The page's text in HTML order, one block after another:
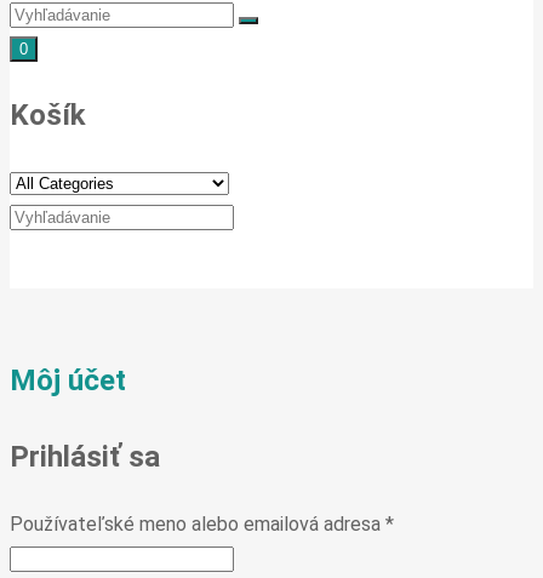
0
Košík
Môj účet
Prihlásiť sa
Používateľské meno alebo emailová adresa *